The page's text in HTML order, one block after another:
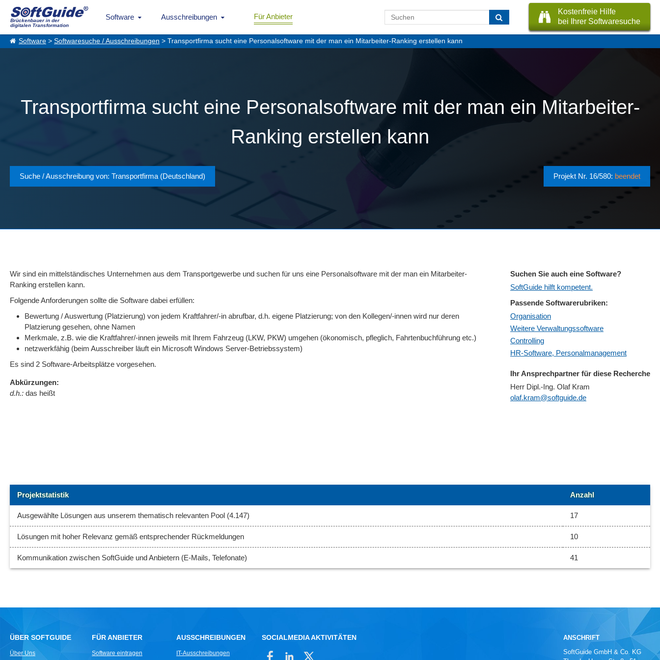
Brückenbauer in der
digitalen Transformation
Software Ausschreibungen Für Anbieter
Kostenfreie Hilfe
bei Ihrer Softwaresuche
Software > Softwaresuche / Ausschreibungen > Transportfirma sucht eine Personalsoftware mit der man ein Mitarbeiter-Ranking erstellen kann
Transportfirma sucht eine Personalsoftware mit der man ein Mitarbeiter-
Ranking erstellen kann
Suche / Ausschreibung von: Transportfirma (Deutschland) Projekt Nr. 16/580: beendet
Suchen Sie auch eine Software?
SoftGuide hilft kompetent.
Passende Softwarerubriken:
Organisation
Weitere Verwaltungssoftware
Controlling
HR-Software, Personalmanagement
Ihr Ansprechpartner für diese Recherche
Herr Dipl.-Ing. Olaf Kram
olaf.kram@softguide.de
Wir sind ein mittel­ständisches Unter­nehmen aus dem Transportgewerbe und suchen für uns eine Personalsoftware mit der man ein Mitarbeiter-
Ranking erstellen kann.
Folgende Anforderungen sollte die Software dabei erfüllen:
Bewertung / Auswertung (Platzierung) von jedem Kraftfahrer/-in abrufbar, d.h. eigene Platzierung; von den Kollegen/-innen wird nur deren
Platzierung gesehen, ohne Namen
Merkmale, z.B. wie die Kraftfahrer/-innen jeweils mit Ihrem Fahrzeug (LKW, PKW) umgehen (ökonomisch, pfleglich, Fahrtenbuchführung etc.)
netzwerkfähig (beim Ausschreiber läuft ein Microsoft Windows Server-Betriebssystem)
Es sind 2 Software-Arbeitsplätze vorgesehen.
Abkürzungen:
d.h.: das heißt
Projektstatistik Anzahl
Ausgewählte Lösungen aus unserem thematisch relevanten Pool (4.147) 17
Lösungen mit hoher Relevanz gemäß entsprechender Rückmeldungen 10
Kommunikation zwischen SoftGuide und Anbietern (E-Mails, Telefonate) 41
ÜBER SOFTGUIDE
Über Uns
FÜR ANBIETER
Software eintragen
AUSSCHREIBUNGEN
IT-Ausschreibungen
SOCIALMEDIA AKTIVITÄTEN
ANSCHRIFT
SoftGuide GmbH & Co. KG